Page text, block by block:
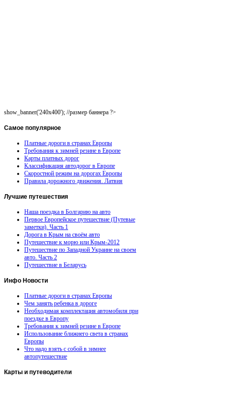
show_banner('240x400'); //размер баннера ?>
Самое популярное
Платные дороги в странах Европы
Требования к зимней резине в Европе
Карты платных дорог
Классификация автодорог в Европе
Скоростной режим на дорогах Европы
Правила дорожного движения. Латвия
Лучшие путешествия
Наша поездка в Болгарию на авто
Первое Европейское путешествие (Путевые
заметки). Часть 1
Дорога в Крым на своём авто
Путешествие к морю или Крым-2012
Путешествие по Западной Украине на своем
авто. Часть 2
Путешествие в Беларусь
Инфо Новости
Платные дороги в странах Европы
Чем занять ребенка в дороге
Необходимая комплектация автомобиля при
поездке в Европу
Требования к зимней резине в Европе
Использование ближнего света в странах
Европы
Что надо взять с собой в зимнее
автопутешествие
Карты и путеводители